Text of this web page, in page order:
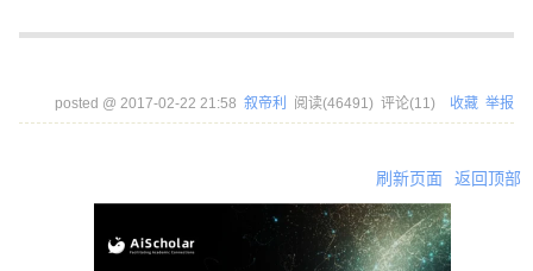
posted @ 2017-02-22 21:58 叙帝利 阅读(46491 ) 评论(11 ) 收藏 举报
刷新页面 返回顶部